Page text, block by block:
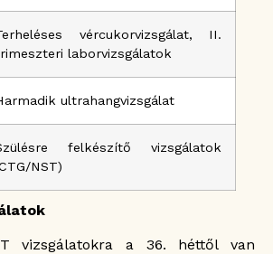
vércukorvizsgálat, II.
laborvizsgálatok
ultrahangvizsgálat
felkészítő vizsgálatok
NST)
vizsgálatokra a 36. héttől van